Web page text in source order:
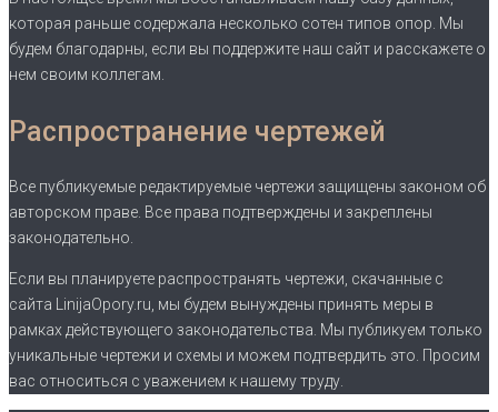
которая раньше содержала несколько сотен типов опор. Мы
будем благодарны, если вы поддержите наш сайт и расскажете о
нем своим коллегам.
Распространение чертежей
Все публикуемые редактируемые чертежи защищены законом об
авторском праве. Все права подтверждены и закреплены
законодательно.
Если вы планируете распространять чертежи, скачанные с
сайта LinijaOpory.ru, мы будем вынуждены принять меры в
рамках действующего законодательства. Мы публикуем только
уникальные чертежи и схемы и можем подтвердить это. Просим
вас относиться с уважением к нашему труду.